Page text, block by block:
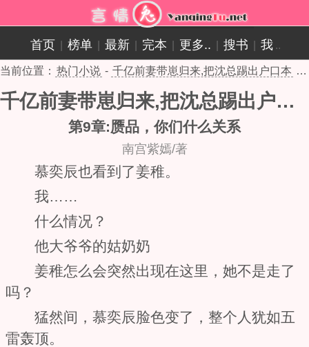
首页 榜单 最新 完本 更多.. 搜书 我 ..
当前位置： 热门小说 - 千亿前妻带崽归来,把沈总踢出户口本
千亿前妻带崽归来,把沈总踢出户口本
第9章:赝品，你们什么关系
南宫紫嫣/著
慕奕辰也看到了姜稚。
我……
什么情况？
他大爷爷的姑奶奶
姜稚怎么会突然出现在这里，她不是走了
吗？
猛然间，慕奕辰脸色变了，整个人犹如五
雷轰顶。